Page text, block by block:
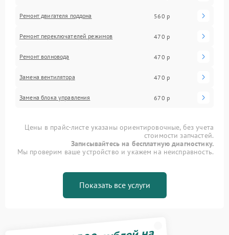
Ремонт двигателя поддона 560 р
Ремонт переключателей режимов 470 р
Ремонт волновода 470 р
Замена вентилятора 470 р
Замена блока управления 670 р
Цены в прайс-листе указаны ориентировочные, без учета
стоимости запчастей.
Записывайтесь на бесплатную диагностику.
Мы проверим ваше устройство и укажем на неисправность.
Показать все услуги